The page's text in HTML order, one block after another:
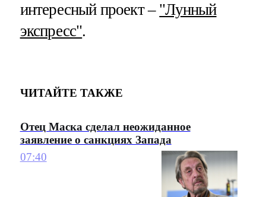
интересный проект – "Лунный
экспресс".
ЧИТАЙТЕ ТАКЖЕ
Отец Маска сделал неожиданное
заявление о санкциях Запада
07:40